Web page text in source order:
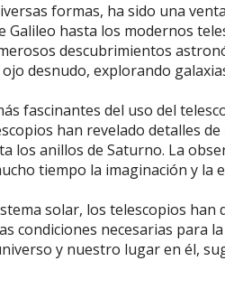
formas, ha sido una
Galileo hasta los modernos
descubrimientos
ojo desnudo, explorando
fascinantes del uso del
han revelado detalles
los anillos de Saturno. La
tiempo la imaginación y la
solar, los telescopios
condiciones necesarias para
y nuestro lugar en él,